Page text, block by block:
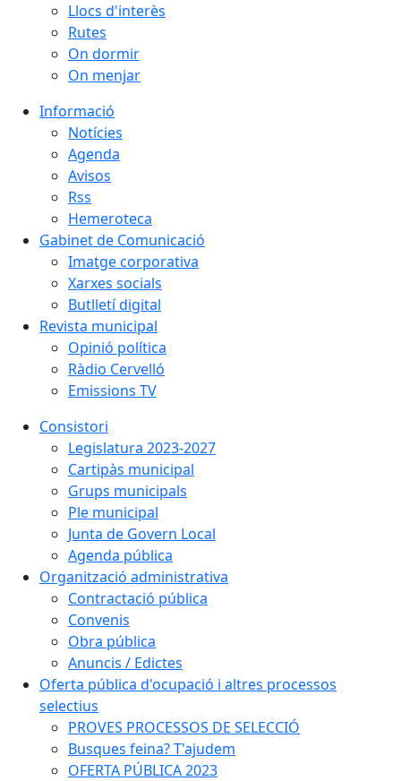
Llocs d'interès
Rutes
On dormir
On menjar
Informació
Notícies
Agenda
Avisos
Rss
Hemeroteca
Gabinet de Comunicació
Imatge corporativa
Xarxes socials
Butlletí digital
Revista municipal
Opinió política
Ràdio Cervelló
Emissions TV
Consistori
Legislatura 2023-2027
Cartipàs municipal
Grups municipals
Ple municipal
Junta de Govern Local
Agenda pública
Organització administrativa
Contractació pública
Convenis
Obra pública
Anuncis / Edictes
Oferta pública d'ocupació i altres processos
selectius
PROVES PROCESSOS DE SELECCIÓ
Busques feina? T'ajudem
OFERTA PÚBLICA 2023